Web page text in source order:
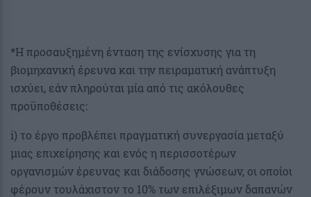
*Η προσαυξημένη ένταση της ενίσχυσης για τη
βιομηχανική έρευνα και την πειραματική ανάπτυξη
ισχύει, εάν πληρούται μία από τις ακόλουθες
προϋποθέσεις:
i) το έργο προβλέπει πραγματική συνεργασία μεταξύ
μιας επιχείρησης και ενός η περισσοτέρων
οργανισμών έρευνας και διάδοσης γνώσεων, οι οποίοι
φέρουν τουλάχιστον το 10% των επιλέξιμων δαπανών